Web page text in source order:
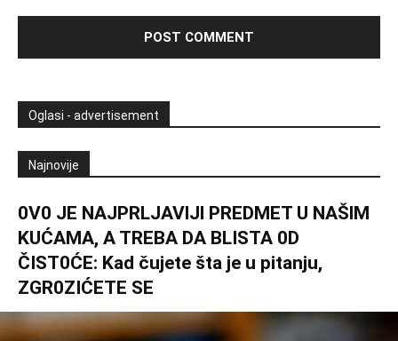
Oglasi - advertisement
Najnovije
0V0 JE NAJPRLJAVlJl PREDMET U NAŠlM
KUĆAMA, A TREBA DA BLISTA 0D
ČIST0ĆE: Kad čujete šta je u pitanju,
ZGR0ZIĆETE SE